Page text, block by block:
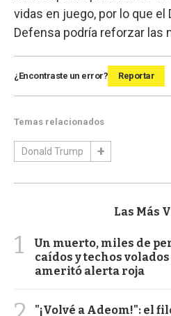
vidas en juego, por lo que el
Defensa podría reforzar las
¿Encontraste un error? Reportar
Temas relacionados
Donald Trump
Las Más
1
Un muerto, miles de
caídos y techos
ameritó alerta roja
"¡Volvé a Adeom!": el